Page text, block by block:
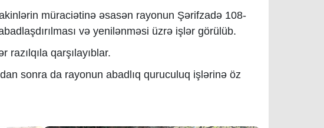
müraciətinə əsasən rayonun Şərifzadə 108-
və yenilənməsi üzrə işlər görülüb.
razılqıla qarşılayıblar.
sonra da rayonun abadlıq quruculuq işlərinə öz